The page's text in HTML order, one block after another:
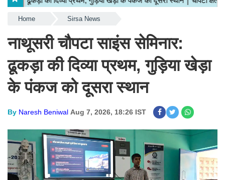
Home Sirsa News
नाथूसरी चौपटा साइंस सेमिनार:
ढूकड़ा की दिव्या प्रथम, गुड़िया खेड़ा
के पंकज को दूसरा स्थान
By Naresh Beniwal Aug 7, 2026, 18:26 IST